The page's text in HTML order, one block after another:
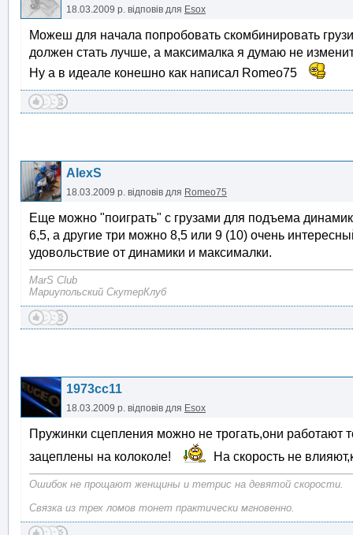
18.03.2009 р. відповів для Esox
Можеш для начала попробовать скомбинировать
должен стать лучше, а максималка я думаю не
Ну а в идеале конешно как написал Romeo75
AlexS
18.03.2009 р. відповів для Romeo75
Еще можно "поиграть" с грузами для подъема
6,5, а другие три можно 8,5 или 9 (10) очень
удовольствие от динамики и максималки.
MarS Club
Мариупольский СкутерКлуб
1973cc11
18.03.2009 р. відповів для Esox
Пружинки сцепления можно не трогать,они работают
зацеплены на колоколе!
На скорость не
Ошибок не прощают женщины и тетрис на девятой скорости.
Связка из трех ломов тонет практически мгновенно.